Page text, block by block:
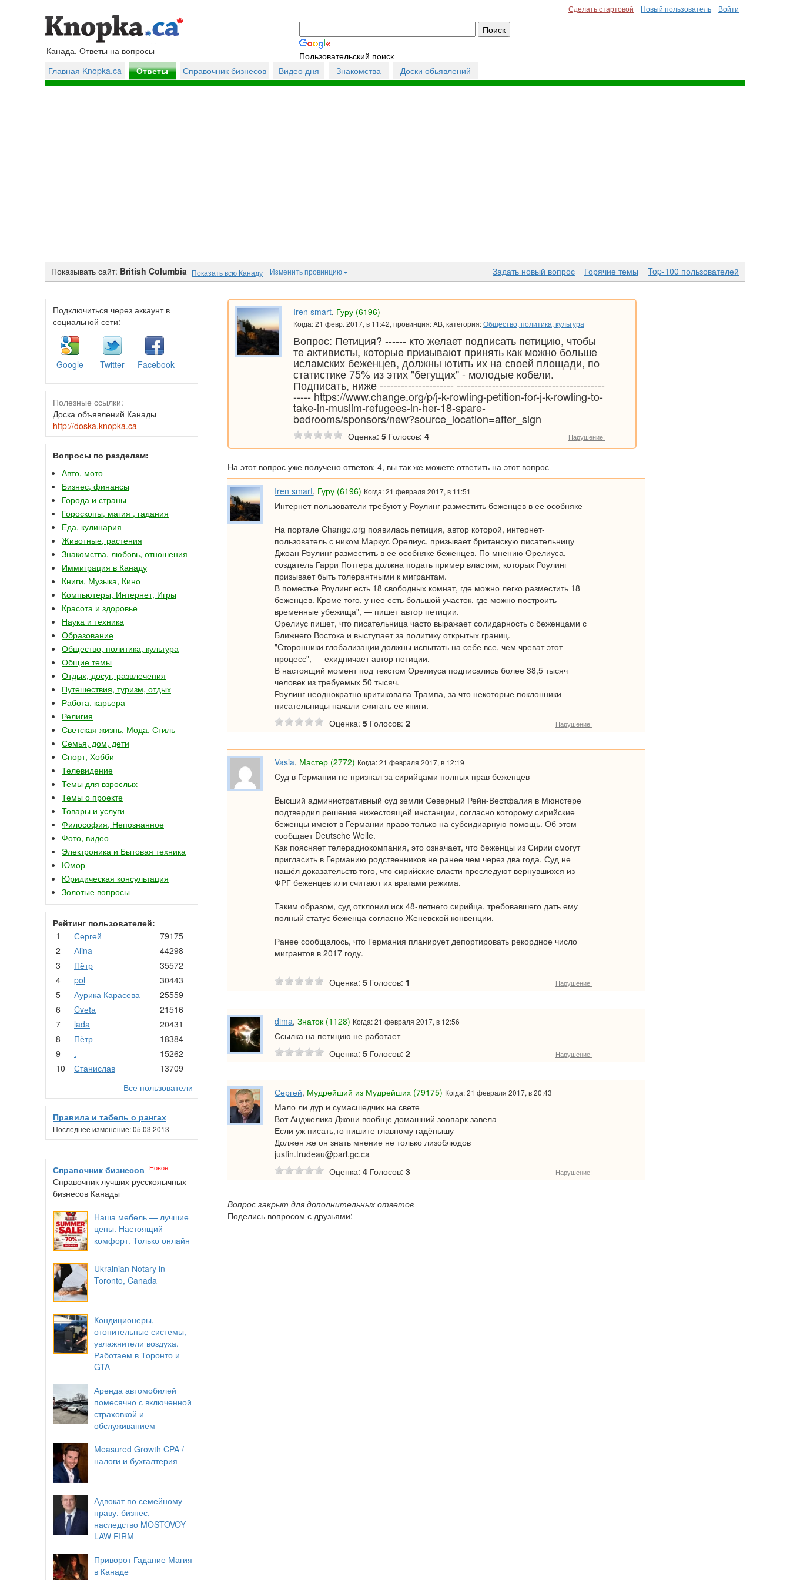
Сделать стартовой Новый пользователь Войти
Канада. Ответы на вопросы
Пользовательский поиск
Главная Knopka.ca
Ответы Справочник бизнесов Видео дня Знакомства Доски обьявлений
Показывать сайт: British Columbia Показать всю Канаду Изменить провинцию Задать новый вопрос Горячие темы Top-100 пользователей
Подключиться через аккаунт в
социальной сети:
Google Twitter Facebook
Полезные ссылки:
Доска объявлений Канады
http://doska.knopka.ca
Вопросы по разделам:
Авто, мото
Бизнес, финансы
Города и страны
Гороскопы, магия , гадания
Еда, кулинария
Животные, растения
Знакомства, любовь, отношения
Иммиграция в Канаду
Книги, Музыка, Кино
Компьютеры, Интернет, Игры
Красота и здоровье
Наука и техника
Образование
Общество, политика, культура
Общие темы
Отдых, досуг, развлечения
Путешествия, туризм, отдых
Работа, карьера
Религия
Светская жизнь, Мода, Стиль
Семья, дом, дети
Спорт, Хобби
Телевидение
Темы для взрослых
Темы о проекте
Товары и услуги
Философия, Непознанное
Фото, видео
Электроника и Бытовая техника
Юмор
Юридическая консультация
Золотые вопросы
Рейтинг пользователей:
1
Сергей
79175
2
Аlina
44298
3
Пётр
35572
4
pol
30443
5
Аурика Карасева
25559
6
Cvеtа
21516
7
lada
20431
8
Пётр
18384
9
.
15262
10
Станислав
13709
Все пользователи
Правила и табель о рангах
Последнее изменение: 05.03.2013
Справочник бизнесов Новое!
Справочник лучших русскояычных
бизнесов Канады
Наша мебель — лучшие
цены. Настоящий
комфорт. Только онлайн
Ukrainian Notary in
Toronto, Canada
Кондиционеры,
отопительные системы,
увлажнители воздуха.
Работаем в Торонто и
GTA
Аренда автомобилей
помесячно с включенной
страховкой и
обслуживанием
Measured Growth CPA /
налоги и бухгалтерия
Адвокат по семейному
праву, бизнес,
наследство MOSTOVOY
LAW FIRM
Приворот Гадание Магия
в Канаде
Iren smart, Гуру (6196)
Когда: 21 февр. 2017, в 11:42, провинция: AB, категория:Общество, политика, культура
Вопрос: Петиция? ------ кто желает подписать петицию, чтобы
те активисты, которые призывают принять как можно больше
исламских беженцев, должны ютить их на своей площади, по
статистике 75% из этих "бегущих" - молодые кобели.
Подписать, ниже --------------------- ------------------------------------------
----- https://www.change.org/p/j-k-rowling-petition-for-j-k-rowling-to-
take-in-muslim-refugees-in-her-18-spare-
bedrooms/sponsors/new?source_location=after_sign
Оценка: 5 Голосов: 4 Нарушение!
На этот вопрос уже получено ответов: 4, вы так же можете ответить на этот вопрос
Iren smart, Гуру (6196) Когда: 21 февраля 2017, в 11:51
Интернет-пользователи требуют у Роулинг разместить беженцев в ее особняке
На портале Change.org появилась петиция, автор которой, интернет-
пользователь с ником Маркус Орелиус, призывает британскую писательницу
Джоан Роулинг разместить в ее особняке беженцев. По мнению Орелиуса,
создатель Гарри Поттера должна подать пример властям, которых Роулинг
призывает быть толерантными к мигрантам.
В поместье Роулинг есть 18 свободных комнат, где можно легко разместить 18
беженцев. Кроме того, у нее есть большой участок, где можно построить
временные убежища", — пишет автор петиции.
Орелиус пишет, что писательница часто выражает солидарность с беженцами с
Ближнего Востока и выступает за политику открытых границ.
"Сторонники глобализации должны испытать на себе все, чем чреват этот
процесс", — ехидничает автор петиции.
В настоящий момент под текстом Орелиуса подписались более 38,5 тысяч
человек из требуемых 50 тысяч.
Роулинг неоднократно критиковала Трампа, за что некоторые поклонники
писательницы начали сжигать ее книги.
Оценка: 5 Голосов: 2 Нарушение!
Vasia, Мастер (2772) Когда: 21 февраля 2017, в 12:19
Cуд в Германии не признал за сирийцами полных прав беженцев
Bысший административный суд земли Северный Рейн-Вестфалия в Мюнстере
подтвердил решение нижестоящей инстанции, согласно которому сирийские
беженцы имеют в Германии право только на субсидиарную помощь. Об этом
сообщает Deutsche Welle.
Как поясняет телерадиокомпания, это означает, что беженцы из Сирии смогут
пригласить в Германию родственников не ранее чем через два года. Суд не
нашёл доказательств того, что сирийские власти преследуют вернувшихся из
ФРГ беженцев или считают их врагами режима.
Таким образом, суд отклонил иск 48-летнего сирийца, требовавшего дать ему
полный статус беженца согласно Женевской конвенции.
Ранее сообщалось, что Германия планирует депортировать рекордное число
мигрантов в 2017 году.
Оценка: 5 Голосов: 1 Нарушение!
dima, Знаток (1128) Когда: 21 февраля 2017, в 12:56
Ссылка на петицию не работает
Оценка: 5 Голосов: 2 Нарушение!
Сергей, Мудрейший из Мудрейших (79175) Когда: 21 февраля 2017, в 20:43
Мало ли дур и сумасшедчих на свете
Вот Анджелика Джони вообще домашний зоопарк завела
Если уж писать,то пишите главному гадёнышу
Должен же он знать мнение не только лизоблюдов
justin.trudeau@parl.gc.ca
Оценка: 4 Голосов: 3 Нарушение!
Вопрос закрыт для дополнительных ответов
Поделись вопросом с друзьями: